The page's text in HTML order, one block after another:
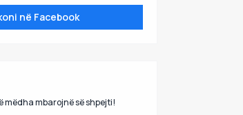
në Facebook
mëdha mbarojnë së shpejti!